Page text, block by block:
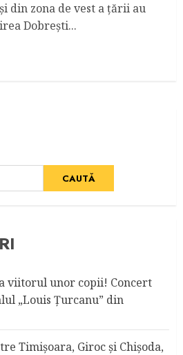
din zona de vest a țării au
Dobrești...
CAUTĂ
viitorul unor copii! Concert
„Louis Ţurcanu” din
Timişoara, Giroc şi Chişoda,